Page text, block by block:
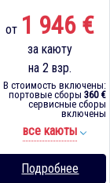
от 1 946 €
за каюту
на 2 взр.
В стоимость включены:
портовые сборы 360 €
сервисные сборы
включены
все каюты
Подробнее